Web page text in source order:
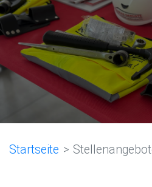
Startseite